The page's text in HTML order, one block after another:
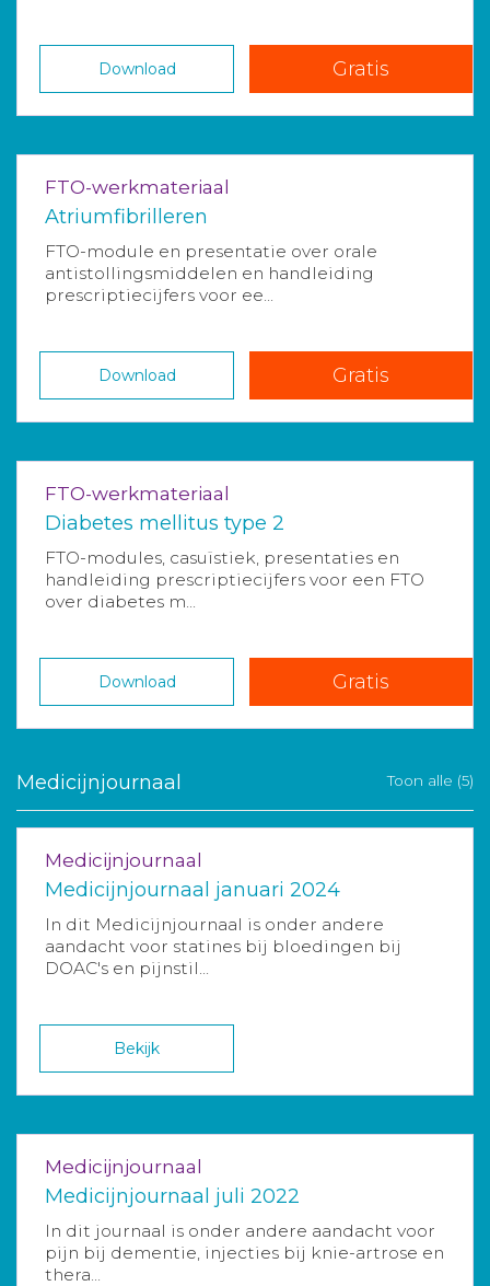
Download Gratis
FTO-werkmateriaal
Atriumfibrilleren
FTO-module en presentatie over orale
antistollingsmiddelen en handleiding
prescriptiecijfers voor ee...
Download Gratis
FTO-werkmateriaal
Diabetes mellitus type 2
FTO-modules, casuïstiek, presentaties en
handleiding prescriptiecijfers voor een FTO
over diabetes m...
Download Gratis
Medicijnjournaal Toon alle (5)
Medicijnjournaal
Medicijnjournaal januari 2024
In dit Medicijnjournaal is onder andere
aandacht voor statines bij bloedingen bij
DOAC's en pijnstil...
Bekijk
Medicijnjournaal
Medicijnjournaal juli 2022
In dit journaal is onder andere aandacht voor
pijn bij dementie, injecties bij knie-artrose en
thera...